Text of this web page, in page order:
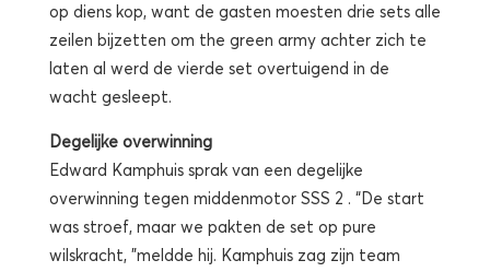
op diens kop, want de gasten moesten drie sets alle
zeilen bijzetten om the green army achter zich te
laten al werd de vierde set overtuigend in de
wacht gesleept.
Degelijke overwinning
Edward Kamphuis sprak van een degelijke
overwinning tegen middenmotor SSS 2 . “De start
was stroef, maar we pakten de set op pure
wilskracht, ”meldde hij. Kamphuis zag zijn team